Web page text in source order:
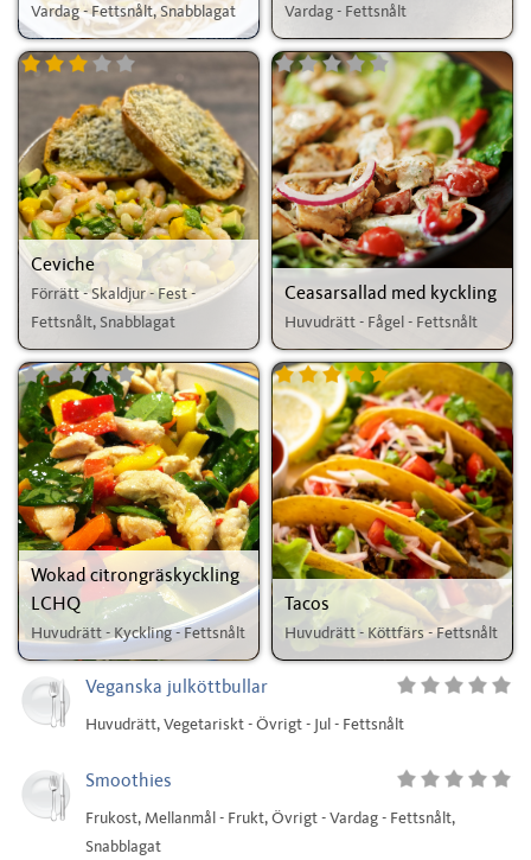
Vardag - Fettsnålt, Snabblagat
Vardag - Fettsnålt
Ceviche
Förrätt - Skaldjur - Fest -
Fettsnålt, Snabblagat
Ceasarsallad med kyckling
Huvudrätt - Fågel - Fettsnålt
Wokad citrongräskyckling
LCHQ
Huvudrätt - Kyckling - Fettsnålt
Tacos
Huvudrätt - Köttfärs - Fettsnålt
Veganska julköttbullar
Huvudrätt, Vegetariskt - Övrigt - Jul - Fettsnålt
Smoothies
Frukost, Mellanmål - Frukt, Övrigt - Vardag - Fettsnålt,
Snabblagat